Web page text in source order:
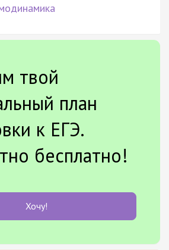
твой
план
к ЕГЭ.
бесплатно!
Хочу!